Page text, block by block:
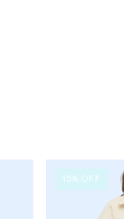
15%OFF